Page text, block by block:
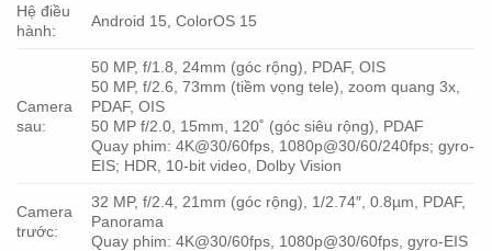
Hệ điều
hành:
Android 15, ColorOS 15
Camera
sau:
50 MP, f/1.8, 24mm (góc rộng), PDAF, OIS
50 MP, f/2.6, 73mm (tiềm vọng tele), zoom quang 3x,
PDAF, OIS
50 MP f/2.0, 15mm, 120˚ (góc siêu rộng), PDAF
Quay phim: 4K@30/60fps, 1080p@30/60/240fps; gyro-
EIS; HDR, 10‑bit video, Dolby Vision
Camera
trước:
32 MP, f/2.4, 21mm (góc rộng), 1/2.74″, 0.8µm, PDAF,
Panorama
Quay phim: 4K@30/60fps, 1080p@30/60fps, gyro-EIS